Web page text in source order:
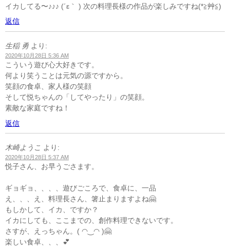
イカしてる〜♪♪♪ (´ε｀ ) 次の料理長様の作品が楽しみですね(*≧艸≦)
返信
生稲 勇 より:
2020年10月28日 5:36 AM
こういう遊び心大好きです。
何より笑うことは元気の源ですから。
笑顔の食卓、家人様の笑顔
そして悦ちゃんの「してやったり」の笑顔。
素敵な家庭ですね！
返信
木崎ようこ より:
2020年10月28日 5:37 AM
悦子さん、お早うごさます。
ギョギョ、、、、遊びごころで、食卓に、一品
え、、、え、料理長さん、箸止まりますよね🤗
もしかして、イカ、ですか？
イカにしても、ここまでの、創作料理できないです。
さすが、えっちゃん。( ◠‿◠ )🤗
楽しい食卓、、、💕